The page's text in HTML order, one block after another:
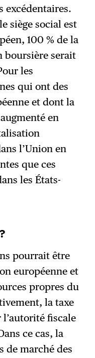
excédentaires.
siège social est
100 % de la
boursière serait
les
qui ont des
et dont la
en
l’Union en
que ces
les États-
pourrait être
européenne et
propres du
la taxe
fiscale
ce cas, la
de marché des